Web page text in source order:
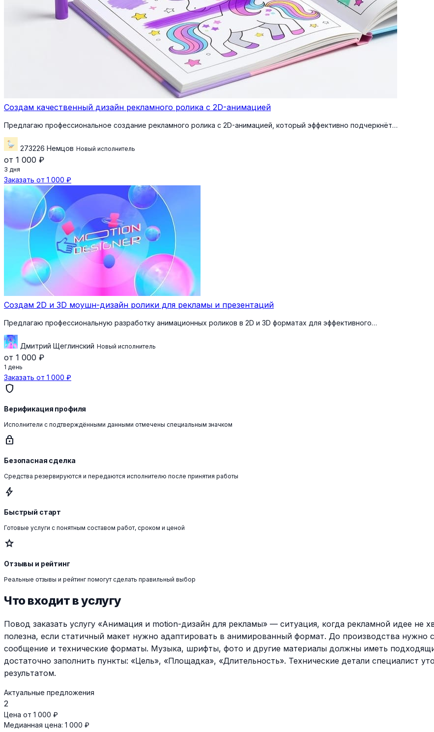
Создам качественный дизайн рекламного ролика с 2D-анимацией
Предлагаю профессиональное создание рекламного ролика с 2D-анимацией, который эффективно подчеркнёт…
273226 Немцов Новый исполнитель
от 1 000 ₽
3 дня
Заказать от 1 000 ₽
Создам 2D и 3D моушн-дизайн ролики для рекламы и презентаций
Предлагаю профессиональную разработку анимационных роликов в 2D и 3D форматах для эффективного…
Дмитрий Щеглинский Новый исполнитель
от 1 000 ₽
1 день
Заказать от 1 000 ₽
shield
Верификация профиля
Исполнители с подтверждёнными данными отмечены специальным значком
lock
Безопасная сделка
Средства резервируются и передаются исполнителю после принятия работы
bolt
Быстрый старт
Готовые услуги с понятным составом работ, сроком и ценой
star
Отзывы и рейтинг
Реальные отзывы и рейтинг помогут сделать правильный выбор
Что входит в услугу
Повод заказать услугу «Анимация и motion-дизайн для рекламы» — ситуация, когда рекламной идее не
полезна, если статичный макет нужно адаптировать в анимированный формат. До производства нужно
сообщение и технические форматы. Музыка, шрифты, фото и другие материалы должны иметь
достаточно заполнить пункты: «Цель», «Площадка», «Длительность». Технические детали специалист
результатом.
Актуальные предложения
2
Цена от 1 000 ₽
Медианная цена: 1 000 ₽